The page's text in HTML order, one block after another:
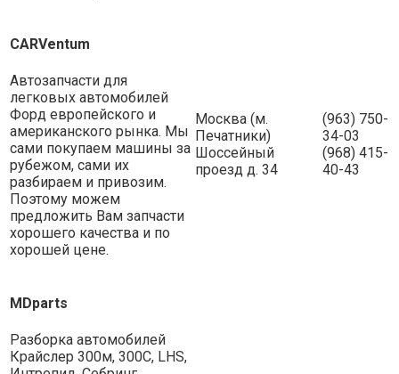
CARVentum
Автозапчасти для
легковых автомобилей
Форд европейского и
американского рынка. Мы
сами покупаем машины за
рубежом, сами их
разбираем и привозим.
Поэтому можем
предложить Вам запчасти
хорошего качества и по
хорошей цене.
Москва (м.
Печатники)
Шоссейный
проезд д. 34
(963) 750-
34-03
(968) 415-
40-43
MDparts
Разборка автомобилей
Крайслер 300м, 300С, LHS,